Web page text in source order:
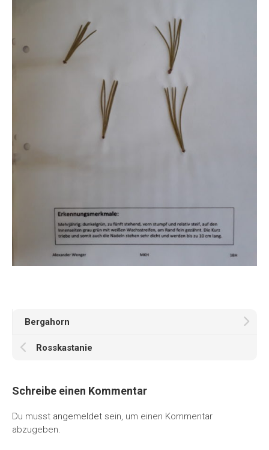
Bergahorn
Rosskastanie
Schreibe einen Kommentar
Du musst angemeldet sein, um einen Kommentar
abzugeben.